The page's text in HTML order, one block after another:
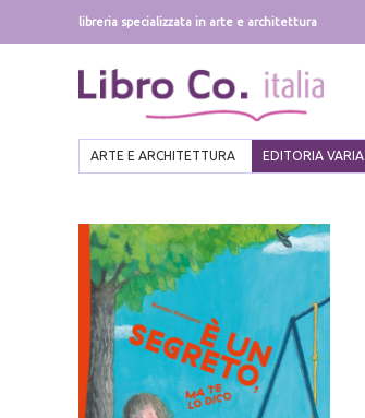
libreria specializzata in arte e architettura
ARTE E ARCHITETTURA EDITORIA VARIA